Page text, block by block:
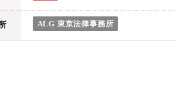
ALG 東京法律事務所